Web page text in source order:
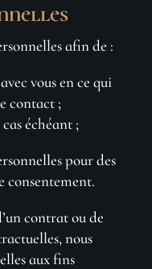
afin de :
vous en ce qui
contact ;
échéant ;
pour des
consentement.
contrat ou de
nous
aux fins